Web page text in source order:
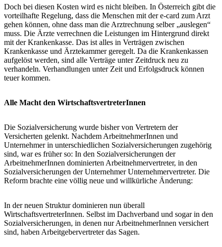
Doch bei diesen Kosten wird es nicht bleiben. In Österreich gibt die
vorteilhafte Regelung, dass die Menschen mit der e-card zum Arzt
gehen können, ohne dass man die Arztrechnung selber „auslegen“
muss. Die Ärzte verrechnen die Leistungen im Hintergrund direkt
mit der Krankenkasse. Das ist alles in Verträgen zwischen
Krankenkasse und Ärztekammer geregelt. Da die Krankenkassen
aufgelöst werden, sind alle Verträge unter Zeitdruck neu zu
verhandeln. Verhandlungen unter Zeit und Erfolgsdruck können
teuer kommen.
Alle Macht den WirtschaftsvertreterInnen
Die Sozialversicherung wurde bisher von Vertretern der
Versicherten gelenkt. Nachdem ArbeitnehmerInnen und
Unternehmer in unterschiedlichen Sozialversicherungen zugehörig
sind, war es früher so: In den Sozialversicherungen der
ArbeitnehmerInnen dominierten Arbeitnehmervertreter, in den
Sozialversicherungen der Unternehmer Unternehmervertreter. Die
Reform brachte eine völlig neue und willkürliche Änderung:
In der neuen Struktur dominieren nun überall
WirtschaftsvertreterInnen. Selbst im Dachverband und sogar in den
Sozialversicherungen, in denen nur ArbeitnehmerInnen versichert
sind, haben Arbeitgebervertreter das Sagen.